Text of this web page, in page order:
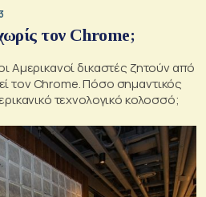
τον Chrome;
Αμερικανοί δικαστές ζητούν από
τον Chrome. Πόσο σημαντικός
τεχνολογικό κολοσσό;